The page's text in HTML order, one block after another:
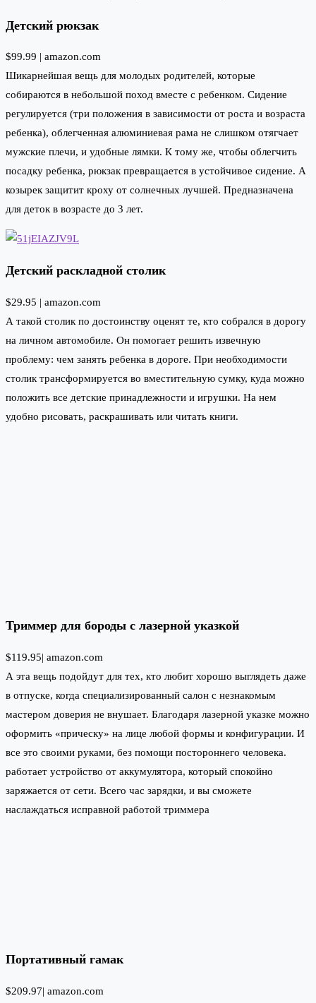
Детский рюкзак
$99.99 | amazon.com
Шикарнейшая вещь для молодых родителей, которые
собираются в небольшой поход вместе с ребенком. Сидение
регулируется (три положения в зависимости от роста и возраста
ребенка), облегченная алюминиевая рама не слишком отягчает
мужские плечи, и удобные лямки. К тому же, чтобы облегчить
посадку ребенка, рюкзак превращается в устойчивое сидение. А
козырек защитит кроху от солнечных лучшей. Предназначена
для деток в возрасте до 3 лет.
Детский раскладной столик
$29.95 | amazon.com
А такой столик по достоинству оценят те, кто собрался в дорогу
на личном автомобиле. Он помогает решить извечную
проблему: чем занять ребенка в дороге. При необходимости
столик трансформируется во вместительную сумку, куда можно
положить все детские принадлежности и игрушки. На нем
удобно рисовать, раскрашивать или читать книги.
Триммер для бороды с лазерной указкой
$119.95| amazon.com
А эта вещь подойдут для тех, кто любит хорошо выглядеть даже
в отпуске, когда специализированный салон с незнакомым
мастером доверия не внушает. Благодаря лазерной указке можно
оформить «прическу» на лице любой формы и конфигурации. И
все это своими руками, без помощи постороннего человека.
работает устройство от аккумулятора, который спокойно
заряжается от сети. Всего час зарядки, и вы сможете
наслаждаться исправной работой триммера
Портативный гамак
$209.97| amazon.com